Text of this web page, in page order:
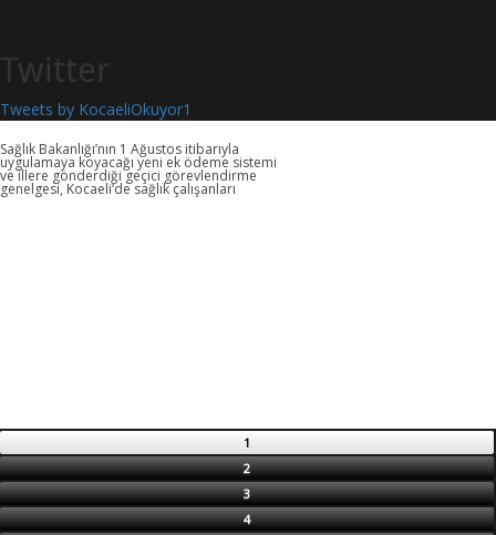
Twitter
Tweets by KocaeliOkuyor1
Sağlık Bakanlığı’nın 1 Ağustos itibarıyla
uygulamaya koyacağı yeni ek ödeme sistemi
ve illere gönderdiği geçici görevlendirme
genelgesi, Kocaeli’de sağlık çalışanları
1
2
3
4
1
2
3
4